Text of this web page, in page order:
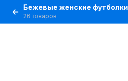
Бежевые женские футболки
26 товаров